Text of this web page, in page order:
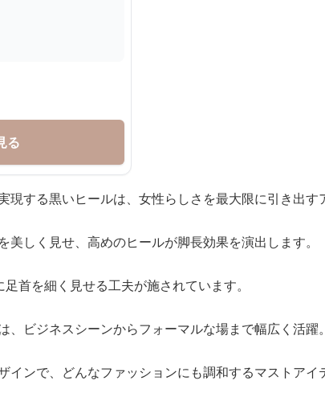
る
する黒いヒールは、女性らしさを最大限に引き出す
しく見せ、高めのヒールが脚長効果を演出します。
首を細く見せる工夫が施されています。
ビジネスシーンからフォーマルな場まで幅広く活躍。
インで、どんなファッションにも調和するマストアイ